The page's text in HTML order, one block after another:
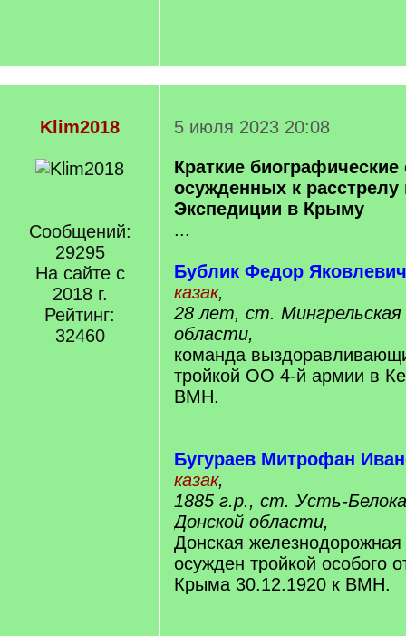
Klim2018
Сообщений:
29295
На сайте с
2018 г.
Рейтинг:
32460
5 июля 2023 20:08
Краткие
осужденных к расстрелу
Экспедиции в Крыму
...
Бублик Федор Яковлевич
казак,
28 лет, ст. Мингрельская
области,
команда
тройкой ОО 4-й армии в
ВМН.
Бугураев Митрофан
казак,
1885 г.р., ст. Усть-
Донской области,
Донская железнодорожная
осужден тройкой особого
Крыма 30.12.1920 к ВМН.